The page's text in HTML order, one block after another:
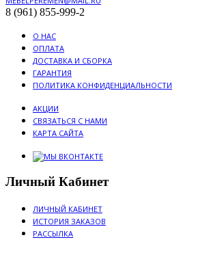
8 (961) 855-999-2
О НАС
ОПЛАТА
ДОСТАВКА И СБОРКА
ГАРАНТИЯ
ПОЛИТИКА КОНФИДЕНЦИАЛЬНОСТИ
АКЦИИ
СВЯЗАТЬСЯ С НАМИ
КАРТА САЙТА
Личный Кабинет
ЛИЧНЫЙ КАБИНЕТ
ИСТОРИЯ ЗАКАЗОВ
РАССЫЛКА